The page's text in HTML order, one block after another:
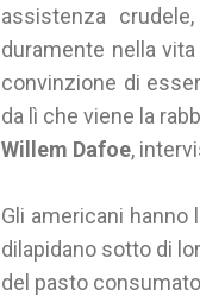
assistenza
duramente nella
convinzione di
da lì che viene la
Willem Dafoe,
Gli americani
dilapidano sotto di
del pasto